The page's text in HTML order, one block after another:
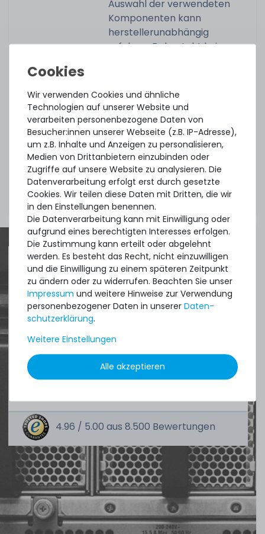
Auswahl der verwendeten
Komponenten kann
herstellerunabhängig
erfolgen. Es besteht kein
Lieferumfang enthaltenen
Teile.
Dieses Upgrade kann nur in
Verbindung mit einem von uns
angebotenem Server
kombiniert werden. Pro Server
kann nur ein HDD-Upgrade
erworben werden.
Quick shipment for heavy-weigth servers
an perfect state of the machines. Also
great paying options and Euro VAT
managing.
DAVID G.
ausTres Cantos
4.96 / 5.00 aus 8.500 Bewertungen
Wir verwenden Cookies und ähnliche
Technologien auf unserer Website und
verarbeiten personenbezogene Daten von
Besucher:innen unserer Webseite (z.B. IP-Adresse),
um z.B. Inhalte und Anzeigen zu personalisieren,
Medien von Drittanbietern einzubinden oder
Zugriffe auf unsere Website zu analysieren. Die
Datenverarbeitung erfolgt erst durch gesetzte
Cookies. Wir teilen diese Daten mit Dritten, die wir
in den Einstellungen benennen.
Die Datenverarbeitung kann mit Einwilligung oder
aufgrund eines berechtigten Interesses erfolgen.
Die Zustimmung kann erteilt oder abgelehnt
werden. Es besteht das Recht, nicht einzuwilligen
und die Einwilligung zu einem späteren Zeitpunkt
zu ändern oder zu widerrufen. Beachten Sie unser
Impressum und weitere Hinweise zur Verwendung
personenbezogener Daten in unserer Daten­
schutz­erklärung.
Weitere Einstellungen
Alle akzeptieren